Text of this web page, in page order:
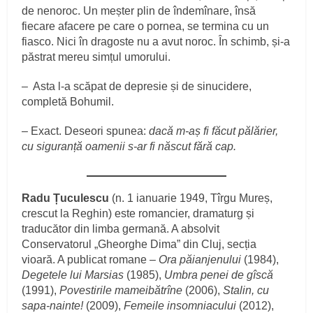
de nenoroc. Un meșter plin de îndemînare, însă
fiecare afacere pe care o pornea, se termina cu un
fiasco. Nici în dragoste nu a avut noroc. În schimb, și-a
păstrat mereu simțul umorului.
– Asta l-a scăpat de depresie și de sinucidere,
completă Bohumil.
– Exact. Deseori spunea:dacă m-aș fi făcut pălărier,
cu siguranță oamenii s-ar fi născut fără cap.
Radu Țuculescu (n. 1 ianuarie 1949, Tîrgu Mureș,
crescut la Reghin) este romancier, dramaturg și
traducător din limba germană. A absolvit
Conservatorul „Gheorghe Dima” din Cluj, secția
vioară. A publicat romane – Ora păianjenului (1984),
Degetele lui Marsias (1985), Umbra penei de gîscă
(1991),Povestirile mameibătrîne (2006),Stalin, cu
sapa-nainte!(2009),Femeile insomniacului (2012),